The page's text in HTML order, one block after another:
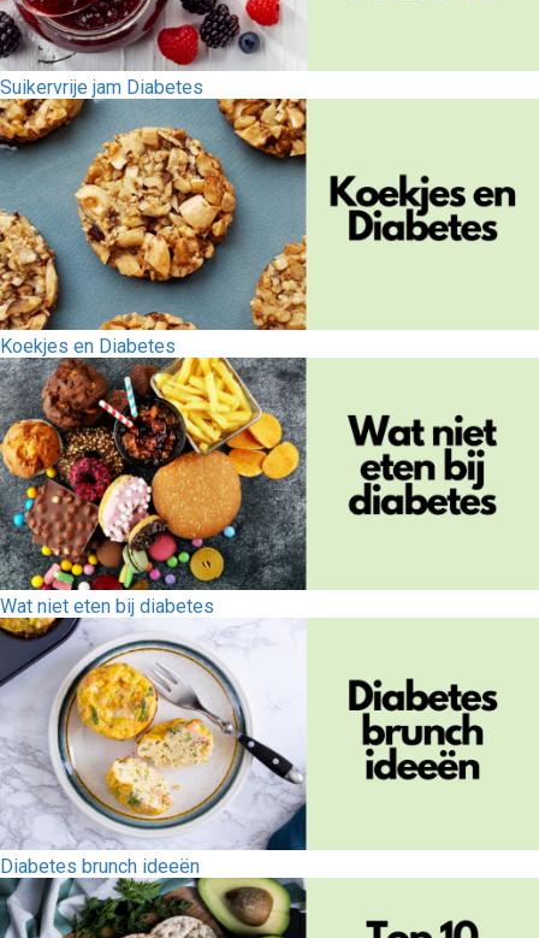
Suikervrije jam Diabetes
Koekjes en Diabetes
Wat niet eten bij diabetes
Diabetes brunch ideeën